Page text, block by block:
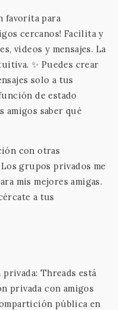
favorita para
cercanos! Facilita y
videos y mensajes. La
✨ Puedes crear
solo a tus
de estado
amigos saber qué
con otras
grupos privados me
mis mejores amigas.
a tus
Threads está
privada con amigos
pública en